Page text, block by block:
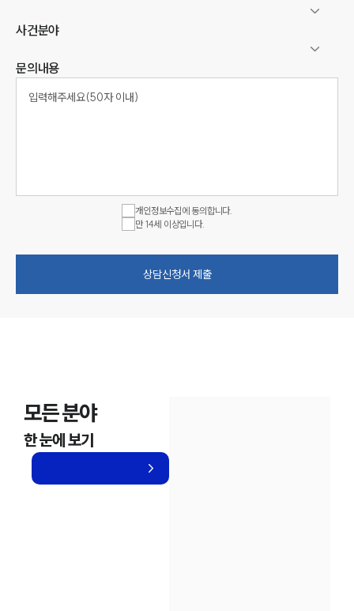
사건분야
문의내용
개인정보수집에 동의합니다.
만 14세 이상입니다.
상담신청서 제출
모든 분야
한 눈에 보기